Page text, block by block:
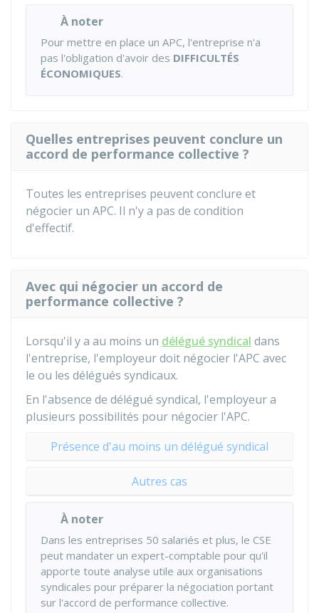
À noter
Pour mettre en place un APC, l'entreprise n'a
pas l'obligation d'avoir des DIFFICULTÉS
ÉCONOMIQUES.
Quelles entreprises peuvent conclure un
accord de performance collective ?
Toutes les entreprises peuvent conclure et
négocier un APC. Il n'y a pas de condition
d'effectif.
Avec qui négocier un accord de
performance collective ?
Lorsqu'il y a au moins un délégué syndical dans
l'entreprise, l'employeur doit négocier l'APC avec
le ou les délégués syndicaux.
En l'absence de délégué syndical, l'employeur a
plusieurs possibilités pour négocier l'APC.
Présence d'au moins un délégué syndical
Autres cas
À noter
Dans les entreprises 50 salariés et plus, le CSE
peut mandater un expert-comptable pour qu'il
apporte toute analyse utile aux organisations
syndicales pour préparer la négociation portant
sur l'accord de performance collective.